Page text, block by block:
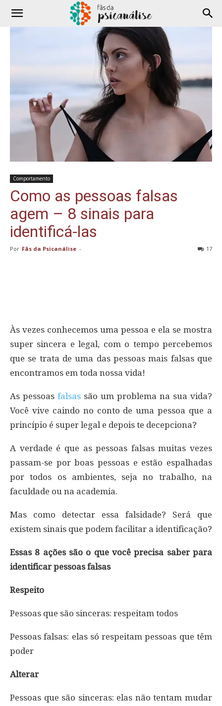
Comportamento
Como as pessoas falsas
agem – 8 sinais para
identificá-las
Por Fãs da Psicanálise - 17
Às vezes conhecemos uma pessoa e ela se mostra
super sincera e legal, com o tempo percebemos
que se trata de uma das pessoas mais falsas que
encontramos em toda nossa vida!
As pessoas falsas são um problema na sua vida?
Você vive caindo no conto de uma pessoa que a
princípio é super legal e depois te decepciona?
A verdade é que as pessoas falsas muitas vezes
passam-se por boas pessoas e estão espalhadas
por todos os ambientes, seja no trabalho, na
faculdade ou na academia.
Mas como detectar essa falsidade? Será que
existem sinais que podem facilitar a identificação?
Essas 8 ações são o que você precisa saber para
identificar pessoas falsas
Respeito
Pessoas que são sinceras: respeitam todos
Pessoas falsas: elas só respeitam pessoas que têm
poder
Alterar
Pessoas que são sinceras: elas não tentam mudar